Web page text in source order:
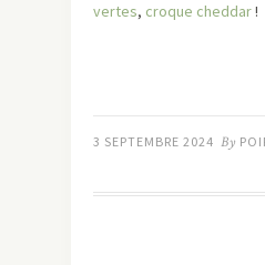
vertes, croque cheddar!
3 SEPTEMBRE 2024 By